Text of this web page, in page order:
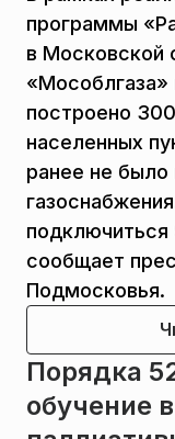
программы
в Московской
«Мособлгаза»
построено
населенных
ранее не было
подключиться
сообщает
Подмосковья.
Порядка
обучение